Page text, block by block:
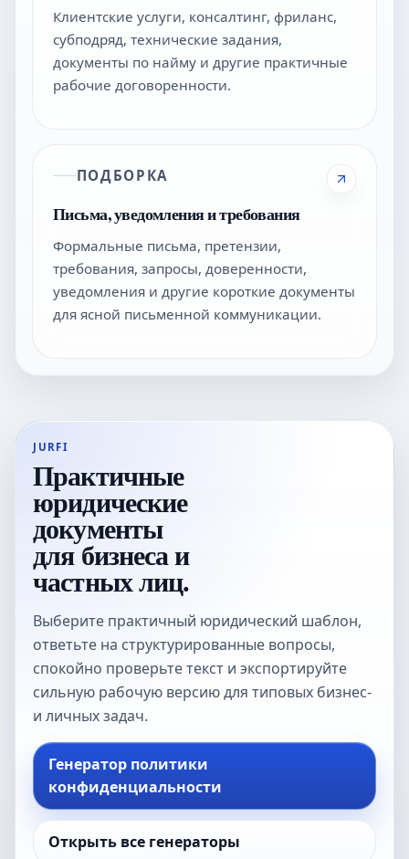
Клиентские услуги, консалтинг, фриланс,
субподряд, технические задания,
документы по найму и другие практичные
рабочие договоренности.
ПОДБОРКА
Письма, уведомления и требования
Формальные письма, претензии,
требования, запросы, доверенности,
уведомления и другие короткие документы
для ясной письменной коммуникации.
JURFI
Практичные
юридические
документы
для бизнеса и
частных лиц.
Выберите практичный юридический шаблон,
ответьте на структурированные вопросы,
спокойно проверьте текст и экспортируйте
сильную рабочую версию для типовых бизнес-
и личных задач.
Генератор политики
конфиденциальности
Открыть все генераторы